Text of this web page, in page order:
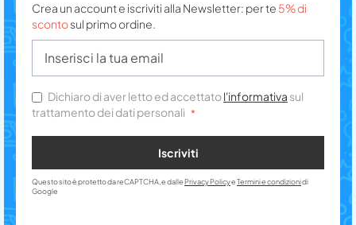
Crea un account e iscriviti alla Newsletter: per te 5% di
scontosul primo ordine.
Dichiaro di aver letto ed accettatol'informativa sul
trattamento dei dati personali
Iscriviti
Questo sito è protetto da reCAPTCHA, e dalle Privacy PolicyeTermini e condizionidi
Google